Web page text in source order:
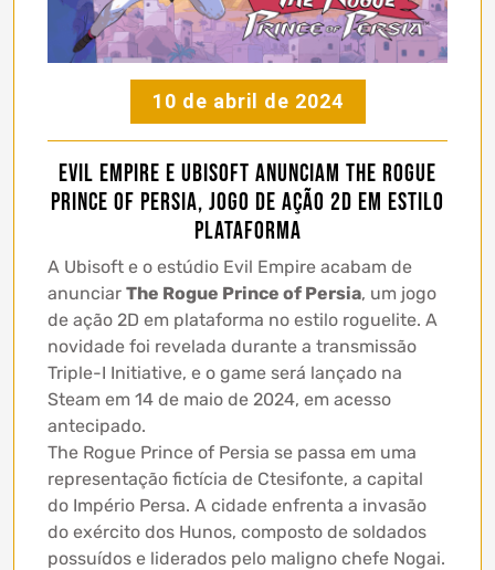
10 de abril de 2024
Evil Empire e Ubisoft anunciam The Rogue
Prince of Persia, jogo de ação 2D em estilo
plataforma
A Ubisoft e o estúdio Evil Empire acabam de
anunciar The Rogue Prince of Persia, um jogo
de ação 2D em plataforma no estilo roguelite. A
novidade foi revelada durante a transmissão
Triple-I Initiative, e o game será lançado na
Steam em 14 de maio de 2024, em acesso
antecipado.
The Rogue Prince of Persia se passa em uma
representação fictícia de Ctesifonte, a capital
do Império Persa. A cidade enfrenta a invasão
do exército dos Hunos, composto de soldados
possuídos e liderados pelo maligno chefe Nogai.